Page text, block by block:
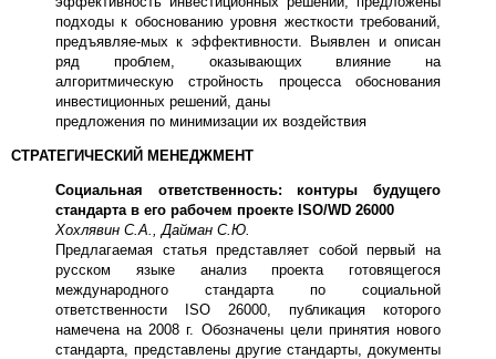
подходы к обоснованию уровня жесткости требований,
предъявляе-мых к эффективности. Выявлен и описан
ряд проблем, оказывающих влияние на
алгоритмическую стройность процесса обоснования
инвестиционных решений, даны
предложения по минимизации их воздействия
СТРАТЕГИЧЕСКИЙ МЕНЕДЖМЕНТ
Социальная ответственность: контуры будущего
стандарта в его рабочем проекте ISO/WD 26000
Хохлявин С.А., Дайман С.Ю.
Предлагаемая статья представляет собой первый на
русском языке анализ проекта готовящегося
международного стандарта по социальной
ответственности ISO 26000, публикация которого
намечена на 2008 г. Обозначены цели принятия нового
стандарта, представлены другие стандарты, документы